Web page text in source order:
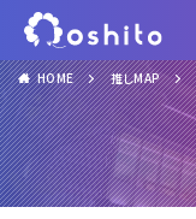
HOME 推しMAP